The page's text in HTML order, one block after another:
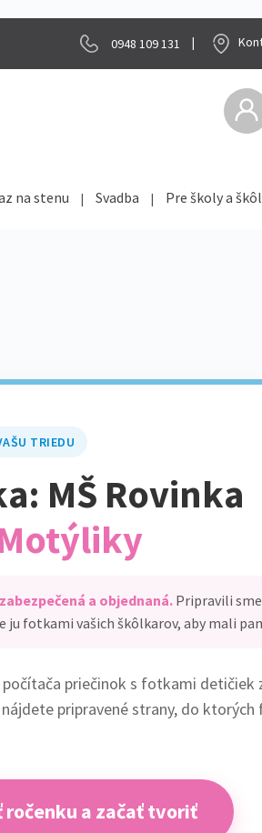
0948 109 131 |
na stenu Svadba Pre školy a
TRIEDU
MŠ Rovinka
a objednaná. Pripravili
ju fotkami vašich škôlkarov, aby mali
priečinok s fotkami detičiek
pripravené strany, do
a začať tvoriť